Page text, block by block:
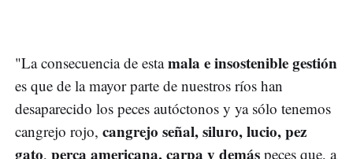
"La consecuencia de estamala e insostenible gestión
es que de la mayor parte de nuestros ríos han
desaparecido los peces autóctonos y ya sólo tenemos
cangrejo rojo, cangrejo señal, siluro, lucio, pez
gato, perca americana, carpa y demás peces que, a